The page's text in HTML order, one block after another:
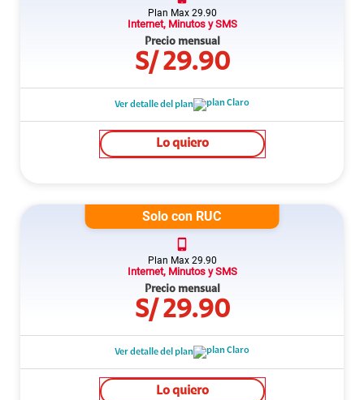
Plan Max 29.90
Internet, Minutos y SMS
Precio mensual
S/29.90
Ver detalle del plan
Lo quiero
Plan Max 29.90
Internet, Minutos y SMS
Solo con RUC
Precio mensual
S/29.90
Ver detalle del plan
Lo quiero